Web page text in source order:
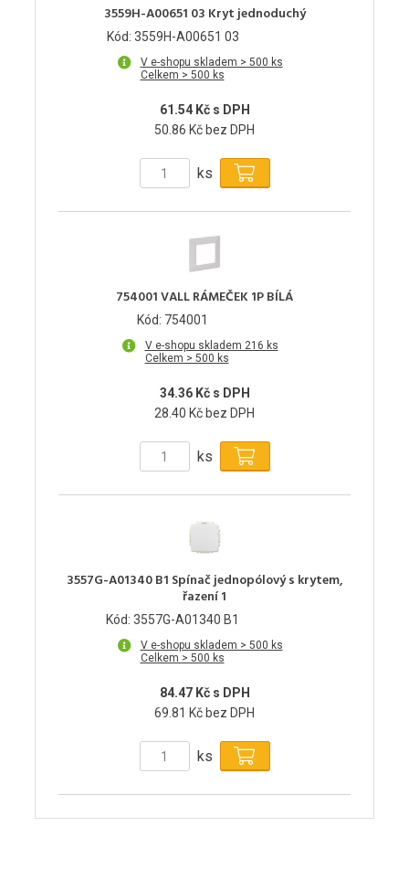
3559H-A00651 03 Kryt jednoduchý
Kód: 3559H-A00651 03
V e-shopu skladem > 500 ks
Celkem > 500 ks
61.54 Kč s DPH
50.86 Kč bez DPH
ks
754001 VALL RÁMEČEK 1P BÍLÁ
Kód: 754001
V e-shopu skladem 216 ks
Celkem > 500 ks
34.36 Kč s DPH
28.40 Kč bez DPH
ks
3557G-A01340 B1 Spínač jednopólový s krytem,
řazení 1
Kód: 3557G-A01340 B1
V e-shopu skladem > 500 ks
Celkem > 500 ks
84.47 Kč s DPH
69.81 Kč bez DPH
ks